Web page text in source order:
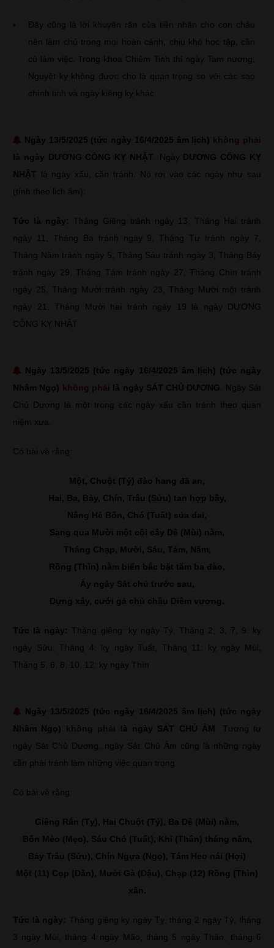
Đây cũng là lời khuyên răn của tiền nhân cho con cháu
nên làm chủ trong mọi hoàn cảnh, chịu khó học tập, cần
cù làm việc. Trong khoa Chiêm Tinh thì ngày Tam nương,
Nguyệt kỵ không được cho là quan trọng so với các sao
chính tinh và ngày kiêng kỵ khác.
Ngày 13/5/2025 (tức ngày 16/4/2025 âm lịch) không phải
là ngày DƯƠNG CÔNG KỴ NHẬT . Ngày DƯƠNG CÔNG KỴ
NHẬT là ngày xấu, cần tránh. Nó rơi vào các ngày như sau
(tính theo lịch âm):
Tức là ngày: Tháng Giêng tránh ngày 13, Tháng Hai tránh
ngày 11, Tháng Ba tránh ngày 9, Tháng Tư tránh ngày 7,
Tháng Năm tránh ngày 5, Tháng Sáu tránh ngày 3, Tháng Bảy
tránh ngày 29, Tháng Tám tránh ngày 27, Tháng Chín tránh
ngày 25, Tháng Mười tránh ngày 23, Tháng Mười một tránh
ngày 21, Tháng Mười hai tránh ngày 19 là ngày DƯƠNG
CÔNG KỴ NHẬT
Ngày 13/5/2025 (tức ngày 16/4/2025 âm lịch) (tức ngày
Nhâm Ngọ) không phải là ngày SÁT CHỦ DƯƠNG . Ngày Sát
Chủ Dương là một trong các ngày xấu cần tránh theo quan
niệm xưa.
Có bài vè rằng:
Một, Chuột (Tý) đào hang đã an,
Hai, Ba, Bảy, Chín, Trâu (Sửu) tan hợp bầy,
Nắng Hè Bốn, Chó (Tuất) sủa dai,
Sang qua Mười một cội cây Dê (Mùi) nằm,
Tháng Chạp, Mười, Sáu, Tám, Năm,
Rồng (Thìn) nằm biển bắc bặt tăm ba đào,
Ấy ngày Sát chủ trước sau,
Dựng xây, cưới gả chủ chầu Diêm vương.
Tức là ngày: Tháng giêng: kỵ ngày Tý, Tháng 2, 3, 7, 9: kỵ
ngày Sửu, Tháng 4: kỵ ngày Tuất, Tháng 11: kỵ ngày Mùi,
Tháng 5, 6, 8, 10, 12: kỵ ngày Thìn
Ngày 13/5/2025 (tức ngày 16/4/2025 âm lịch) (tức ngày
Nhâm Ngọ) không phải là ngày SÁT CHỦ ÂM
. Tương tự
ngày Sát Chủ Dương, ngày Sát Chủ Âm cũng là những ngày
cần phải tránh làm những việc quan trọng.
Có bài vè rằng:
Giêng Rắn (Tỵ), Hai Chuột (Tý), Ba Dê (Mùi) nằm,
Bốn Mèo (Mẹo), Sáu Chó (Tuất), Khỉ (Thân) tháng năm,
Bảy Trâu (Sửu), Chín Ngựa (Ngọ), Tám Heo nái (Hợi)
Một (11) Cọp (Dần), Mười Gà (Dậu), Chạp (12) Rồng (Thìn)
xân.
Tức là ngày: Tháng giêng kỵ ngày Tỵ, tháng 2 ngày Tý, tháng
3 ngày Mùi, tháng 4 ngày Mão, tháng 5 ngày Thân, tháng 6